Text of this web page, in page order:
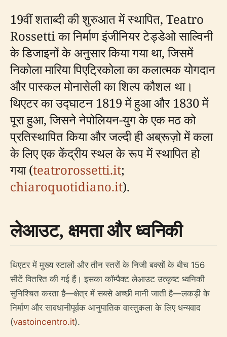
19वीं शताब्दी की शुरुआत में स्थापित, Teatro
Rossetti का निर्माण इंजीनियर टेड्डेओ साल्विनी
के डिजाइनों के अनुसार किया गया था, जिसमें
निकोला मारिया पिएट्रिकोला का कलात्मक योगदान
और पास्कल मोनासेली का शिल्प कौशल था।
थिएटर का उद्घाटन 1819 में हुआ और 1830 में
पूरा हुआ, जिसने नेपोलियन-युग के एक मठ को
प्रतिस्थापित किया और जल्दी ही अब्रूज़ो में कला
के लिए एक केंद्रीय स्थल के रूप में स्थापित हो
गया (teatrorossetti.it;
chiaroquotidiano.it).
लेआउट, क्षमता और ध्वनिकी
थिएटर में मुख्य स्टालों और तीन स्तरों के निजी बक्सों के बीच 156
सीटें वितरित की गई हैं। इसका कॉम्पैक्ट लेआउट उत्कृष्ट ध्वनिकी
सुनिश्चित करता है—क्षेत्र में सबसे अच्छी मानी जाती है—लकड़ी के
निर्माण और सावधानीपूर्वक आनुपातिक वास्तुकला के लिए धन्यवाद
(vastoincentro.it).